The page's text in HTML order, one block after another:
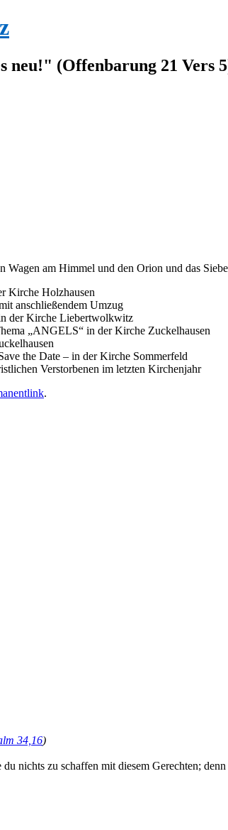
neu!" (Offenbarung 21 Vers
am Himmel und den Orion und das
Kirche Holzhausen
anschließendem Umzug
der Kirche Liebertwolkwitz
„ANGELS“ in der Kirche Zuckelhausen
the Date – in der Kirche Sommerfeld
Verstorbenen im letzten Kirchenjahr
.
34,16)
nichts zu schaffen mit diesem Gerechten;